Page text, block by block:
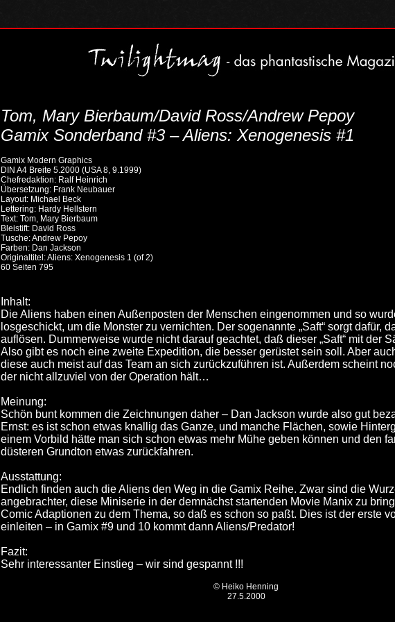
Tom, Mary Bierbaum/David Ross/Andrew Pepoy
Gamix Sonderband #3 – Aliens: Xenogenesis #1
Gamix Modern Graphics
DIN A4 Breite 5.2000 (USA 8, 9.1999)
Chefredaktion: Ralf Heinrich
Übersetzung: Frank Neubauer
Layout: Michael Beck
Lettering: Hardy Hellstern
Text: Tom, Mary Bierbaum
Bleistift: David Ross
Tusche: Andrew Pepoy
Farben: Dan Jackson
Originaltitel: Aliens: Xenogenesis 1 (of 2)
60 Seiten 795
Inhalt:
Die Aliens haben einen Außenposten der Menschen eingenommen und so
losgeschickt, um die Monster zu vernichten. Der sogenannte „Saft“ sorgt dafür,
auflösen. Dummerweise wurde nicht darauf geachtet, daß dieser „Saft“ mit der
Also gibt es noch eine zweite Expedition, die besser gerüstet sein soll. Aber
diese auch meist auf das Team an sich zurückzuführen ist. Außerdem scheint
der nicht allzuviel von der Operation hält…
Meinung:
Schön bunt kommen die Zeichnungen daher – Dan Jackson wurde also gut
Ernst: es ist schon etwas knallig das Ganze, und manche Flächen, sowie
einem Vorbild hätte man sich schon etwas mehr Mühe geben können und den
düsteren Grundton etwas zurückfahren.
Ausstattung:
Endlich finden auch die Aliens den Weg in die Gamix Reihe. Zwar sind die
angebrachter, diese Miniserie in der demnächst startenden Movie Manix zu
Comic Adaptionen zu dem Thema, so daß es schon so paßt. Dies ist der erste
einleiten – in Gamix #9 und 10 kommt dann Aliens/Predator!
Fazit:
Sehr interessanter Einstieg – wir sind gespannt !!!
© Heiko Henning
27.5.2000